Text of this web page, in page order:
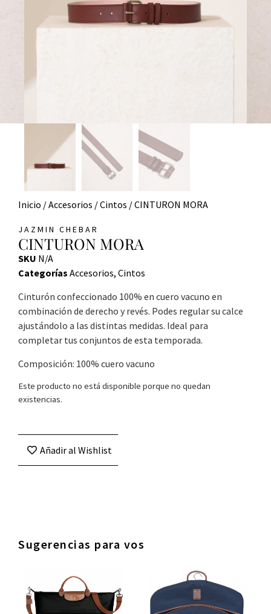
Inicio /Accesorios /Cintos / CINTURON MORA
JAZMIN CHEBAR
CINTURON MORA
SKU N/A
Categorías Accesorios, Cintos
Cinturón confeccionado 100% en cuero vacuno en
combinación de derecho y revés. Podes regular su calce
ajustándolo a las distintas medidas. Ideal para
completar tus conjuntos de esta temporada.
Composición: 100% cuero vacuno
Este producto no está disponible porque no quedan
existencias.
Añadir al Wishlist
Sugerencias para vos